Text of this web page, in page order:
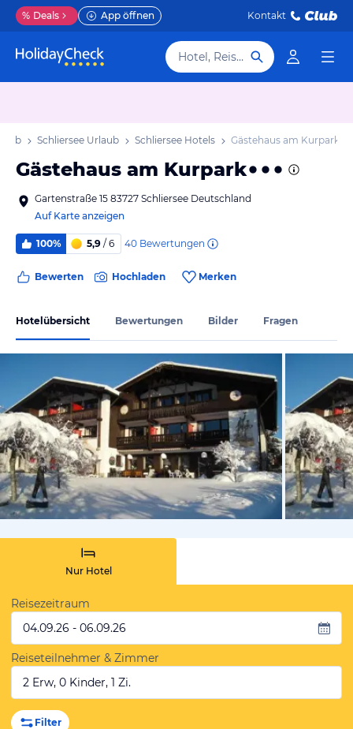
% Deals App öffnen Kontakt
Hotel, Reiseziel
Schliersee Urlaub Schliersee Hotels Gästehaus am Kurpark
Gästehaus am Kurpark
Gartenstraße 15 83727 Schliersee Deutschland
Auf Karte anzeigen
100% 5,9 / 6 40 Bewertungen
Bewerten Hochladen Merken
Hotelübersicht Bewertungen Bilder Fragen
vom
Nur Hotel
Reisezeitraum
04.09.26 - 06.09.26
Reiseteilnehmer & Zimmer
2 Erw, 0 Kinder, 1 Zi.
Filter